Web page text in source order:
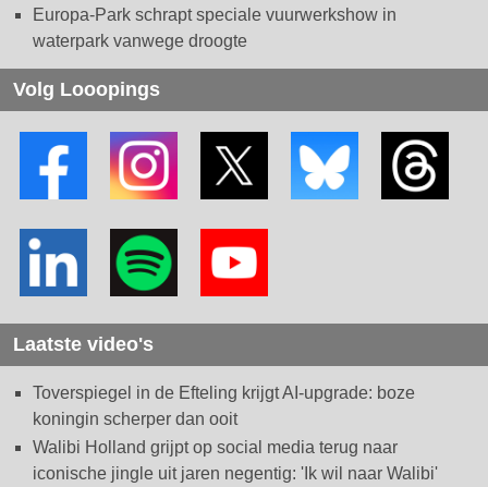
Europa-Park schrapt speciale vuurwerkshow in
waterpark vanwege droogte
Volg Looopings
Laatste video's
Toverspiegel in de Efteling krijgt AI-upgrade: boze
koningin scherper dan ooit
Walibi Holland grijpt op social media terug naar
iconische jingle uit jaren negentig: 'Ik wil naar Walibi'